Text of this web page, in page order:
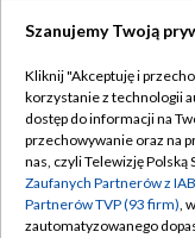
Abonament TVP
Emisja w TVP
Centrum
Szanujemy Twoją
Kliknij "Akceptuję i
korzystanie z technologii
dostęp do informacji na
przechowywanie oraz na
nas, czyli Telewizję Polską
Zaufanych Partnerów z
Partnerów TVP (93 firm),
zautomatyzowanego